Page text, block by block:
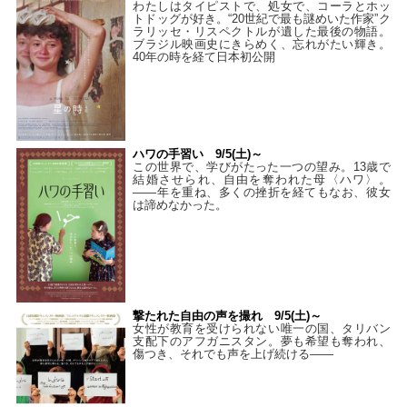
わたしはタイピストで、処⼥で、コーラとホッ
トドッグが好き。“20世紀で最も謎めいた作家”ク
ラリッセ・リスペクトルが遺した最後の物語。
ブラジル映画史にきらめく、忘れがたい輝き。
40年の時を経て⽇本初公開
ハワの手習い 9/5(土)～
この世界で、学びがたった一つの望み。13歳で
結婚させられ、自由を奪われた母〈ハワ〉。
——年を重ね、多くの挫折を経てもなお、彼女
は諦めなかった。
撃たれた自由の声を撮れ 9/5(土)～
女性が教育を受けられない唯一の国、タリバン
支配下のアフガニスタン。夢も希望も奪われ、
傷つき、それでも声を上げ続ける——